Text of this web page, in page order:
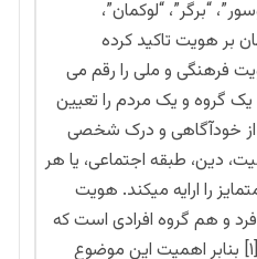
“برگر”، “لوكمان”،
بر هويت تاكيد كرده
فرهنگی و ملی را رقم می
گروه و یک مردم را تعیین
خودآگاهی و درک شخصی
دین، طبقه اجتماعی، یا هر
را ارايه میکند. هویت
و هم گروه افرادی است که
هویت فرهنگی یکسان دارند.[۱] بنابر اهمیت این موضوع